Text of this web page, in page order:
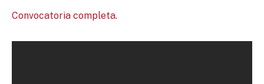
Convocatoria completa.